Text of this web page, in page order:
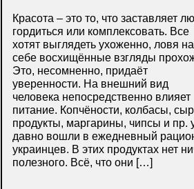
Красота – это то, что заставляет
гордиться или комплексовать. Все
хотят выглядеть ухоженно, ловя на
себе восхищённые взгляды
Это, несомненно, придаёт
уверенности. На внешний вид
человека непосредственно влияет
питание. Копчёности, колбасы,
продукты, маргарины, чипсы и пр.
давно вошли в ежедневный
украинцев. В этих продуктах нет
полезного. Всё, что они […]